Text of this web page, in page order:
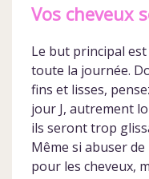
Vos cheveux
Le but principal
toute la journée.
fins et lisses,
jour J, autrement
ils seront trop
Même si abuser
pour les cheveux,